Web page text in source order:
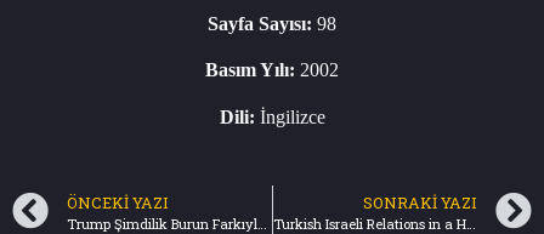
Sayfa Sayısı: 98
Basım Yılı: 2002
Dili: İngilizce
ÖNCEKI YAZI SONRAKI YAZI
Turkish Israeli Relations in a Historical Perspective